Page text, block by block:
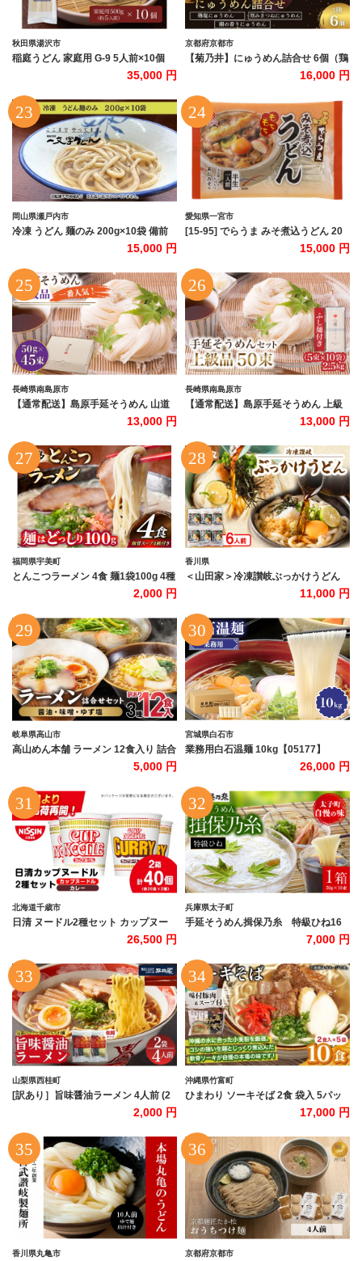
秋田県湯沢市
稲庭うどん 家庭用 G-9 5人前×10個
【(有)佐藤養助商店】[C5-0101]35,000 円
京都府京都市
【菊乃井】にゅうめん詰合せ 6個（鶏
塩・潮の香・刻みきつね×各2）［ 京
都 料亭 京料理 人気 おすすめ 老舗 グ
ルメ ミシュラン ギフト プレゼント 贈
答用 お取り寄せ ］
16,000 円
岡山県瀬戸内市
冷凍 うどん 麺のみ 200g×10袋 備前
福岡 一文字うどん 麺類 小麦製品 子供
お昼 ランチ あっさり さっぱり 冷凍う
どん 冷凍麺 焼きうどん ざるうどん か
けうどん 簡単 調理
15,000 円
愛知県一宮市
[15-95] でらうま みそ煮込うどん 20
食｜みそ煮込うどん 味噌煮込み うど
15,000 円
長崎県南島原市
【通常配送】島原手延そうめん 山道
そうめん 特級品 50g×45束 / そうめん
島原そうめん 手延べ 麺 素麺 / 南島原
市 / そうめんの山道 [SDC008]
13,000 円
長崎県南島原市
【通常配送】島原手延そうめん 上級
品 2.5kg ふし麺付き / そうめん 島原
そうめん 手延べ 麺 素麺 / 南島原市 /
そうめんの山道[SDC001]
13,000 円
福岡県宇美町
とんこつラーメン 4食 麺1袋100g 4種
類の本場博多の福岡産スープ 詰め合
わせ [炭焼豚丼と塩ホルモンの店 西北
の杜 福岡県 宇美町 um40bfw560030]
豚骨ラーメン とんこつ 豚骨 福岡 博多
メール便 郵便受け配達
2,000 円
香川県
＜山田家＞冷凍讃岐ぶっかけうどん
個包装 RZ6N/6人前(香川県)_讃岐う
どん 冷凍 うどん 6人前 だし だし付き
かけ 釜 本格 讃岐麺 名店 山田家 ギフ
ト 贈答 美味しい 送料無料
【1618125】
11,000 円
岐阜県高山市
高山めん本舗 ラーメン 12食入り 詰合
せセット （醤油・みそ・ゆず塩） | 高
山ラーメン 食べ比べ スープ付き ちぢ
れ麺 細麺 5000円 飛騨高山 高山めん
本舗 JM007【人気ラーメン おすすめ
ラーメン 高山ラーメン 拉麺 取り寄せ
ご当地ラーメン】
5,000 円
宮城県白石市
業務用白石温麺 10kg【05177】
26,000 円
北海道千歳市
日清 ヌードル2種セット カップヌー
ドル・カレーヌードル各20食 ラーメ
ン 麺 即席麺 麺類 カップ麺 インスタ
ント カップラーメン
26,500 円
兵庫県太子町
手延そうめん揖保乃糸 特級ひね16
7,000 円
山梨県西桂町
[訳あり］旨味醤油ラーメン 4人前 (2
人前×2パック) 富士山麓の水で練り上
げたおいしいラーメン 旨味の効いた
スープ付 ／ セット 拉麺 ちぢれ麺 送
料無料 山梨県 特産品【n0629-
02_hir】
2,000 円
沖縄県竹富町
ひまわり ソーキそば 2食 袋入 5パッ
17,000 円
香川県丸亀市 京都府京都市